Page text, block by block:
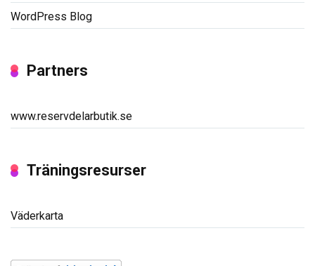
WordPress Blog
Partners
www.reservdelarbutik.se
Träningsresurser
Väderkarta